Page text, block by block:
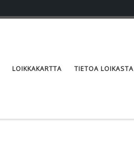
LOIKKAKARTTA TIETOA LOIKASTA